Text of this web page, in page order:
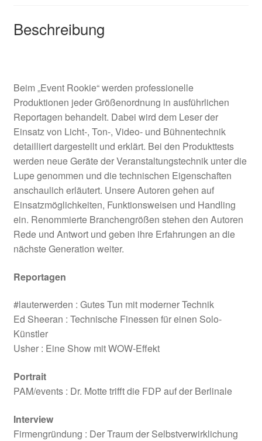
Beschreibung
Beim „Event Rookie“ werden professionelle
Produktionen jeder Größenordnung in ausführlichen
Reportagen behandelt. Dabei wird dem Leser der
Einsatz von Licht-, Ton-, Video- und Bühnentechnik
detailliert dargestellt und erklärt. Bei den Produkttests
werden neue Geräte der Veranstaltungstechnik unter die
Lupe genommen und die technischen Eigenschaften
anschaulich erläutert. Unsere Autoren gehen auf
Einsatzmöglichkeiten, Funktionsweisen und Handling
ein. Renommierte Branchengrößen stehen den Autoren
Rede und Antwort und geben ihre Erfahrungen an die
nächste Generation weiter.
Reportagen
#lauterwerden : Gutes Tun mit moderner Technik
Ed Sheeran : Technische Finessen für einen Solo-
Künstler
Usher : Eine Show mit WOW-Effekt
Portrait
PAM/events : Dr. Motte trifft die FDP auf der Berlinale
Interview
Firmengründung : Der Traum der Selbstverwirklichung